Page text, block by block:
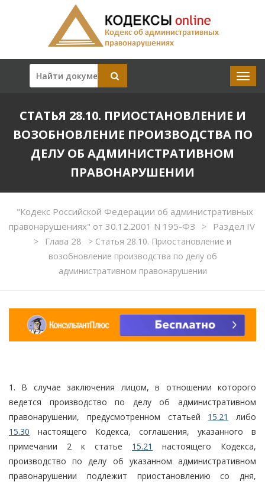
СТАТЬЯ 28.10. ПРИОСТАНОВЛЕНИЕ И
ВОЗОБНОВЛЕНИЕ ПРОИЗВОДСТВА ПО
ДЕЛУ ОБ АДМИНИСТРАТИВНОМ
ПРАВОНАРУШЕНИИ
"Кодекс Российской Федерации об административных
правонарушениях" от 30.12.2001 N 195-ФЗ
> Раздел IV
> Глава 28 > Статья 28.10. Приостановление и
возобновление производства по делу об
административном правонарушении
1. В случае заключения лицом, в отношении которого
ведется производство по делу об административном
правонарушении, предусмотренном статьей 15.21
либо
15.30 настоящего Кодекса, соглашения, указанного в
примечании 2 к статье 15.21
настоящего Кодекса,
производство по делу об указанном административном
правонарушении подлежит приостановлению со дня,